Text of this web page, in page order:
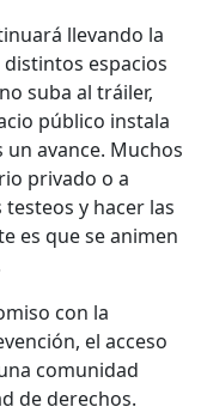
llevando la
espacios
suba al tráiler,
público instala
un avance. Muchos
privado o a
testeos y hacer las
es que se animen
con la
el acceso
comunidad
de derechos.